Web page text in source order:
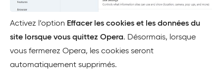
Activez l’option Effacer les cookies et les données du
site lorsque vous quittez Opera. Désormais, lorsque
vous fermerez Opera, les cookies seront
automatiquement supprimés.